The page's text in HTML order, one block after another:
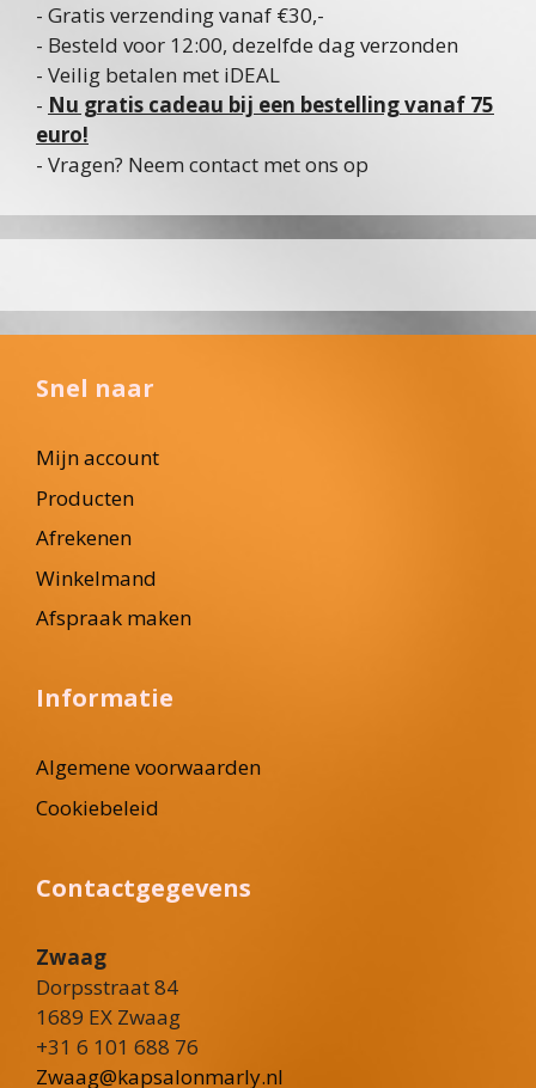
- Gratis verzending vanaf €30,-
- Besteld voor 12:00, dezelfde dag verzonden
- Veilig betalen met iDEAL
- Nu gratis cadeau bij een bestelling vanaf 75
euro!
- Vragen? Neem contact met ons op
Snel naar
Mijn account
Producten
Afrekenen
Winkelmand
Afspraak maken
Informatie
Algemene voorwaarden
Cookiebeleid
Contactgegevens
Zwaag
Dorpsstraat 84
1689 EX Zwaag
+31 6 101 688 76
Zwaag@kapsalonmarly.nl